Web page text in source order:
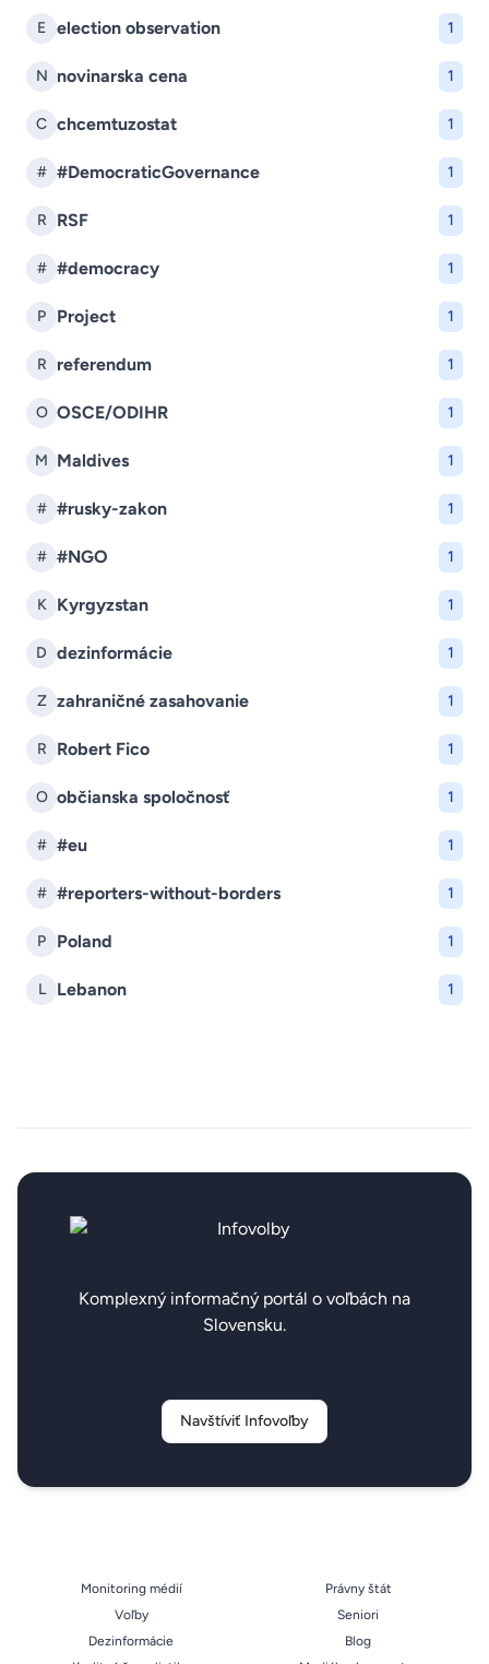
E election observation 1
N novinarska cena 1
C chcemtuzostat 1
# #DemocraticGovernance 1
R RSF 1
# #democracy 1
P Project 1
R referendum 1
O OSCE/ODIHR 1
M Maldives 1
# #rusky-zakon 1
# #NGO 1
K Kyrgyzstan 1
D dezinformácie 1
Z zahraničné zasahovanie 1
R Robert Fico 1
O občianska spoločnosť 1
# #eu 1
# #reporters-without-borders 1
P Poland 1
L Lebanon 1
Komplexný informačný portál o voľbách na
Slovensku.
Navštíviť Infovoľby
Monitoring médií
Voľby
Dezinformácie
Právny štát
Seniori
Blog